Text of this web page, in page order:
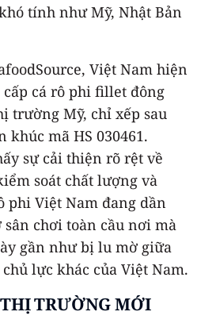
tính như Mỹ, Nhật Bản
Việt Nam hiện
cá rô phi fillet đông
trường Mỹ, chỉ xếp sau
khúc mã HS 030461.
sự cải thiện rõ rệt về
soát chất lượng và
phi Việt Nam đang dần
chơi toàn cầu nơi mà
gần như bị lu mờ giữa
lực khác của Việt Nam.
TRƯỜNG MỚI